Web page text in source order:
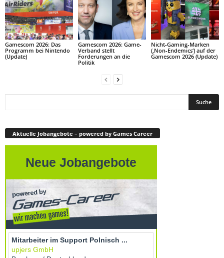
Gamescom 2026: Das
Programm bei Nintendo
(Update)
Gamescom 2026: Game-
Verband stellt
Forderungen an die
Politik
Nicht-Gaming-Marken
(‚Non-Endemics‘) auf der
Gamescom 2026 (Update)
Aktuelle Jobangebote – powered by Games Career